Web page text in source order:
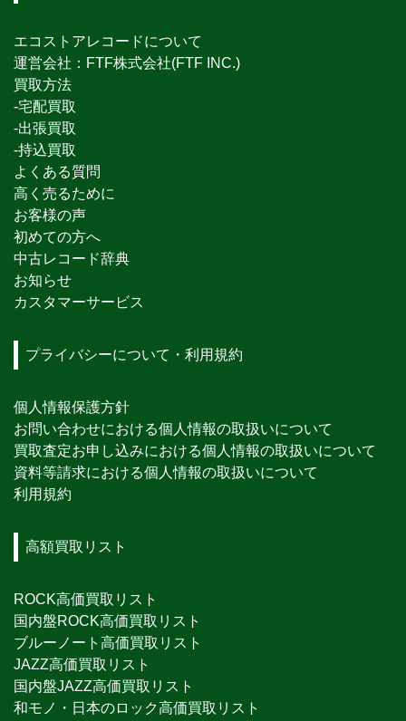
エコストアレコードについて
運営会社：FTF株式会社(FTF INC.)
買取方法
-宅配買取
-出張買取
-持込買取
よくある質問
高く売るために
お客様の声
初めての方へ
中古レコード辞典
お知らせ
カスタマーサービス
プライバシーについて・利用規約
個人情報保護方針
お問い合わせにおける個人情報の取扱いについて
買取査定お申し込みにおける個人情報の取扱いについて
資料等請求における個人情報の取扱いについて
利用規約
高額買取リスト
ROCK高価買取リスト
国内盤ROCK高価買取リスト
ブルーノート高価買取リスト
JAZZ高価買取リスト
国内盤JAZZ高価買取リスト
和モノ・日本のロック高価買取リスト